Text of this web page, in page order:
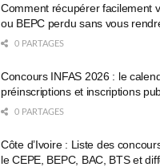
Comment récupérer facilement
ou BEPC perdu sans vous
0 PARTAGES
Concours INFAS 2026 : le
préinscriptions et inscriptions
0 PARTAGES
Côte d’Ivoire : Liste des
le CEPE, BEPC, BAC, BTS et